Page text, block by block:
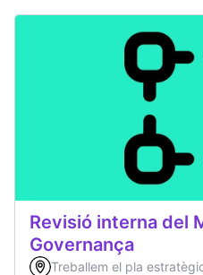
Revisió interna del
Governança
Treballem el pla